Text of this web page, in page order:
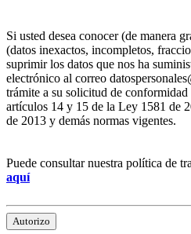
Si usted desea conocer (de manera
(datos inexactos, incompletos,
suprimir los datos que nos ha
electrónico al correo
trámite a su solicitud de
artículos 14 y 15 de la Ley 1581 de
de 2013 y demás normas vigentes.
Puede consultar nuestra política de
aquí
Autorizo